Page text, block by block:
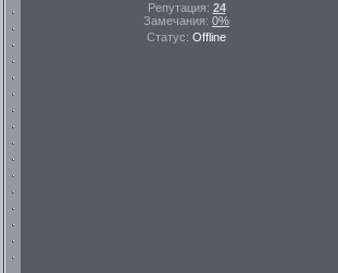
Репутация: 24
Замечания: 0%
Статус: Offline